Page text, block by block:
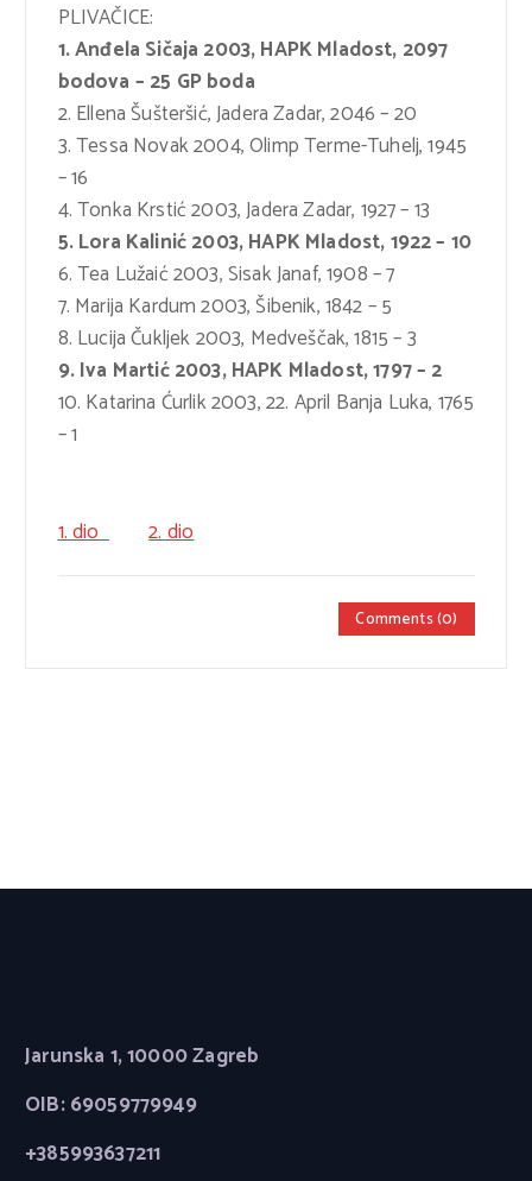
PLIVAČICE:
1. Anđela Sičaja 2003, HAPK Mladost, 2097
bodova – 25 GP boda
2. Ellena Šušteršić, Jadera Zadar, 2046 – 20
3. Tessa Novak 2004, Olimp Terme-Tuhelj, 1945
– 16
4. Tonka Krstić 2003, Jadera Zadar, 1927 – 13
5. Lora Kalinić 2003, HAPK Mladost, 1922 – 10
6. Tea Lužaić 2003, Sisak Janaf, 1908 – 7
7. Marija Kardum 2003, Šibenik, 1842 – 5
8. Lucija Čukljek 2003, Medveščak, 1815 – 3
9. Iva Martić 2003, HAPK Mladost, 1797 – 2
10. Katarina Ćurlik 2003, 22. April Banja Luka, 1765
– 1
1. dio 2. dio
Comments (0)
Jarunska 1, 10000 Zagreb
OIB: 69059779949
+385993637211